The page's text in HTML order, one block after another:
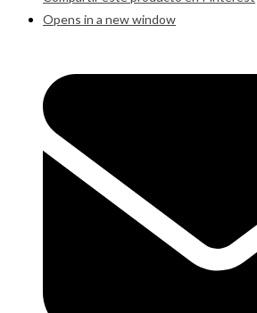
Opens in a new window